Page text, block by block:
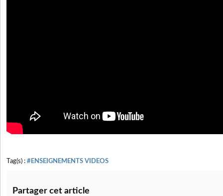
Tag(s) : #ENSEIGNEMENTS VIDEOS
Partager cet article